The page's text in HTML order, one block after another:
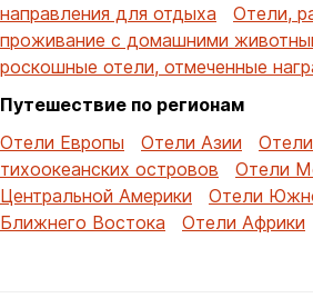
направления для отдыха
Отели,
проживание с домашними
роскошные отели, отмеченные
Путешествие по регионам
Отели Европы
Отели Азии
тихоокеанских островов
Отели
Центральной Америки
Отели
Ближнего Востока
Отели Африки